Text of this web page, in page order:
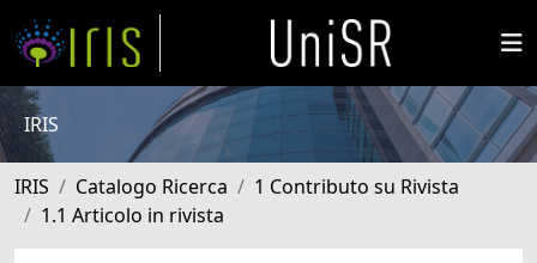
IRIS
IRIS Catalogo Ricerca
1 Contributo su Rivista
1.1 Articolo in rivista